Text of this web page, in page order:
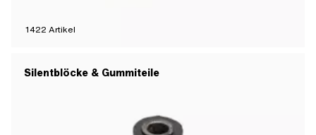
1422 Artikel
Silentblöcke & Gummiteile